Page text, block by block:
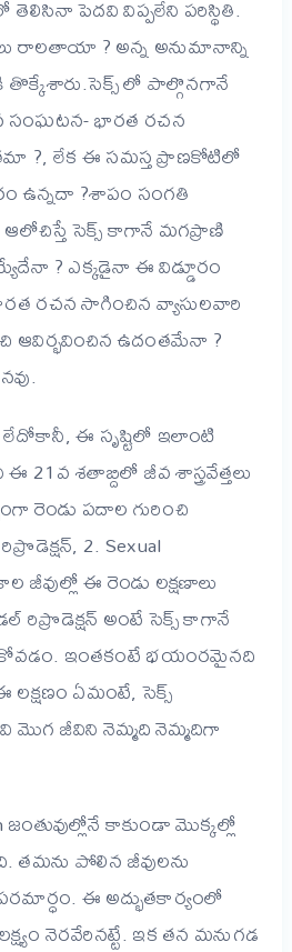
పెదవి విప్పలేని పరిస్థితి.
రాలతాయా ? అన్న అనుమానాన్ని
లో పాల్గొనగానే
సంఘటన- భారత రచన
?, లేక ఈ సమస్త ప్రాణకోటిలో
ఉన్నదా ?శాపం సంగతి
ఆలోచిస్తే సెక్స్ కాగానే మగప్రాణి
? ఎక్కడైనా ఈ విడ్డూరం
రచన సాగించిన వ్యాసులవారి
ఆవిర్భవించిన ఉదంతమేనా ?
లేదోకానీ, ఈ సృష్టిలో ఇలాంటి
21వ శతాబ్దిలో జీవ శాస్త్రవేత్తలు
రెండు పదాల గురించి
2. Sexual
జీవుల్లో ఈ రెండు లక్షణాలు
రిప్రొడెక్షన్ అంటే సెక్స్ కాగానే
ఇంతకంటే భయంరమైనది
ఏమంటే, సెక్స్
జీవి మొగ జీవిని నెమ్మది నెమ్మదిగా
జంతువుల్లోనే కాకుండా మొక్కల్లో
తమను పోలిన జీవులను
పరమార్ధం. ఈ అద్భుతకార్యంలో
నెరవేరినట్టే. ఇక తన మనుగడ